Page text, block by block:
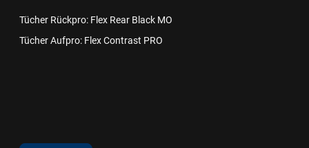
Tücher Rückpro: Flex Rear Black MO
Tücher Aufpro: Flex Contrast PRO